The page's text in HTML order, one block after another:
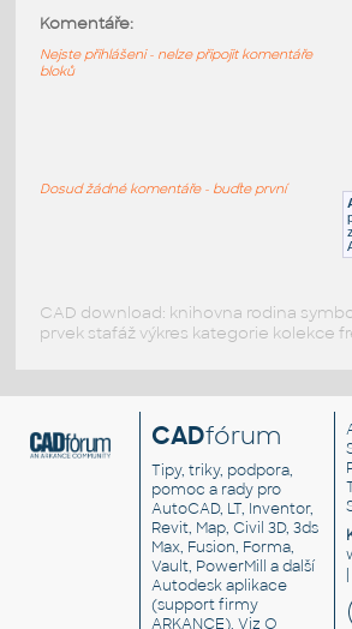
DWG Průmyslová
DWG
Průmyslová
Komentáře:
Nejste přihlášeni - nelze připojit komentáře
bloků
Dosud žádné komentáře - buďte první
CAD download: knihovna rodina
prvek stafáž výkres kategorie kolekce
CADfórum
Tipy, triky, podpora,
pomoc a rady pro
AutoCAD, LT, Inventor,
Revit, Map, Civil 3D, 3ds
Max, Fusion, Forma,
Vault, PowerMill a další
Autodesk aplikace
(support firmy
ARKANCE). VizO